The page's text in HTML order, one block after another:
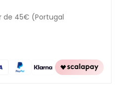
de 45€ (Portugal